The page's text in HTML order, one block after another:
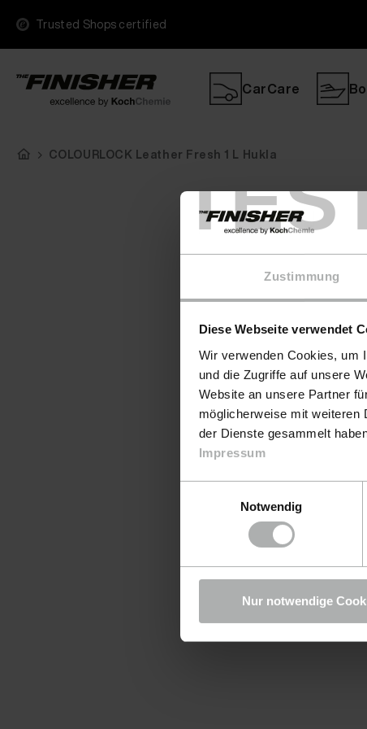
Zustimmung
Diese Webseite verwendet
Wir verwenden Cookies, um
und die Zugriffe auf unsere
Website an unsere Partner
möglicherweise mit weiteren
der Dienste gesammelt
Impressum
Notwendig
Nur notwendige
Trusted Shops certified
CarCare
COLOURLOCK Leather Fresh 1 L Hukla